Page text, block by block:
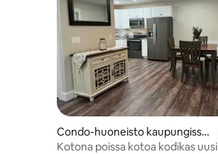
Condo-huoneisto kaupungissa
Oakland
Kotona poissa kotoa kodikas uusi